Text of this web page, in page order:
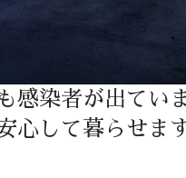
感染者が出てい
心して暮らせま